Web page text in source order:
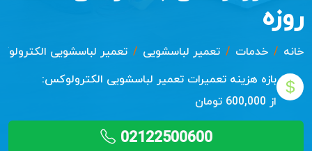
روزه
خانه خدمات تعمیر لباسشویی
تعمیر لباسشویی
بازه هزینه تعمیرات تعمیر لباسشویی الکترولوکس:
از 600,000 تومان
02122500600